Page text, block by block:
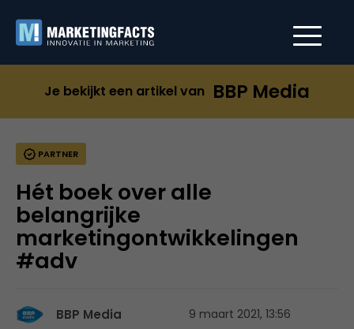
Je bekijkt een artikel van BBP Media
PARTNER
Hét boek over alle
belangrijke
marketingontwikkelingen
#adv
BBP Media 9 maart 2021, 13:56